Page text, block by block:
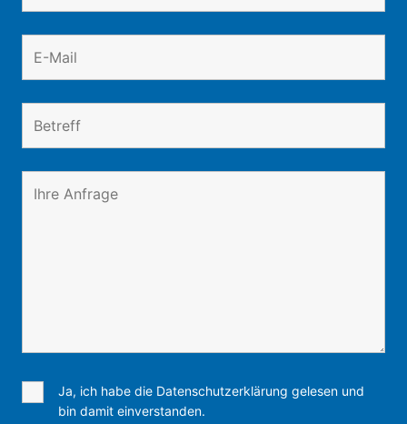
Ja, ich habe die Datenschutzerklärung gelesen und
bin damit einverstanden.